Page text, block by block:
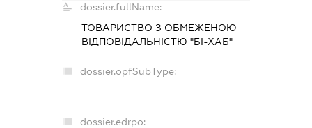
dossier.fullName:
ТОВАРИСТВО З ОБМЕЖЕНОЮ
ВІДПОВІДАЛЬНІСТЮ "БІ-ХАБ"
dossier.opfSubType:
-
dossier.edrpo: